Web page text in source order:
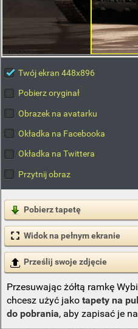
Twój ekran 448x896
Pobierz oryginał
Obrazek na avatarku
Okładka na Facebooka
Okładka na Twittera
Przytnij obraz
Pobierz tapetę
Widok na pełnym ekranie
Prześlij swoje zdjęcie
Przesuwając żółtą ramkę
chcesz użyć jako tapety na
do pobrania, aby zapisać je